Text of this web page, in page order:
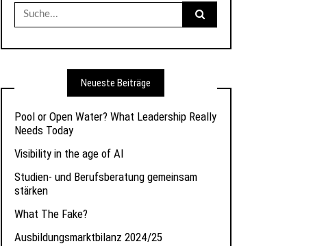
Suche
nach:
Neueste Beiträge
Pool or Open Water? What Leadership Really
Needs Today
Visibility in the age of AI
Studien- und Berufsberatung gemeinsam
stärken
What The Fake?
Ausbildungsmarktbilanz 2024/25